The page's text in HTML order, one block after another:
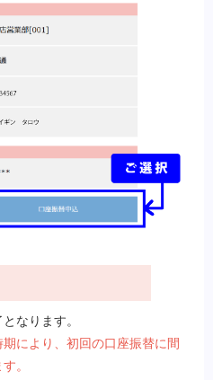
なります。
により、初回の口座振替に間
。